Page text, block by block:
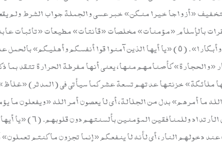
«أزواجا خيرا منكن» خبر عسى والجملة جواب الشرط ولم
بالإسلام «مؤمنات» مخلصات «قانتات» مطيعات «تائبات
أو مهاجرات «ثيبات وأبكارا». (٥) «‌يا أيها الذين آمنوا قوا أنفسكم وأهليكم»
كأصنامهم منها، يعني أنها مفرطة الحرارة تتقد بما
ملائكة» خزنتها عدتهم تسعة عشر كما سيأتي في (المدثر)
ما أمرهم» بدل من الجلالة، أي لا يعصون أمر الله «ويفعلون ما
تخويف للمؤمنين عن الارتداد
دخولهم النار، أي لأنه لا ينفعكم «إنما تجزون ما كنتم تعملون»